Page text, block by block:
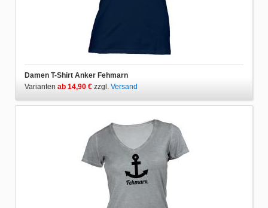
Damen T-Shirt Anker Fehmarn
Varianten ab 14,90 € zzgl. Versand